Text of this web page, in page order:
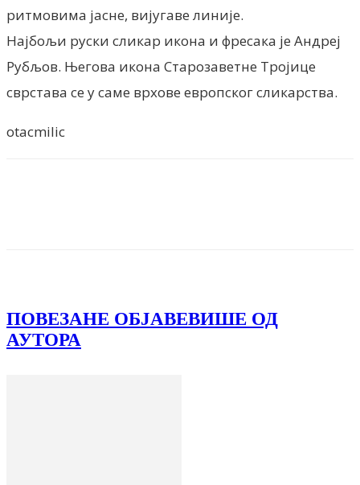
ритмовима јасне, вијугаве линије.
Најбољи руски сликар икона и фресака је Андреј
Рубљов. Његова икона Старозаветне Тројице
сврстава се у саме врхове европског сликарства.
otacmilic
ПОВЕЗАНЕ ОБЈАВЕВИШЕ ОД
АУТОРА